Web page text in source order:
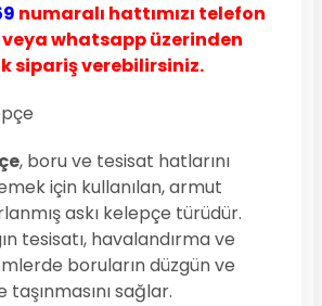
numaralı hattımızı telefon
whatsapp üzerinden
sipariş verebilirsiniz.
, boru ve tesisat hatlarını
için kullanılan, armut
askı kelepçe türüdür.
tesisatı, havalandırma ve
boruların düzgün ve
sağlar.